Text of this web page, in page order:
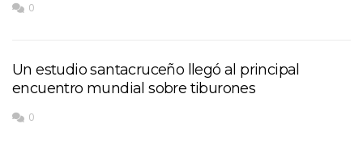
0
Un estudio santacruceño llegó al principal
encuentro mundial sobre tiburones
0